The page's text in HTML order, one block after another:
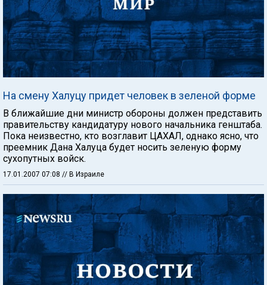
На смену Халуцу придет человек в зеленой форме
В ближайшие дни министр обороны должен представить
правительству кандидатуру нового начальника генштаба.
Пока неизвестно, кто возглавит ЦАХАЛ, однако ясно, что
преемник Дана Халуца будет носить зеленую форму
сухопутных войск.
17.01.2007 07:08 // В Израиле